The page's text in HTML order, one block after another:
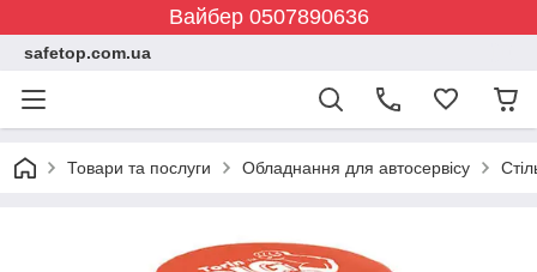
Вайбер 0507890636
safetop.com.ua
Товари та послуги Обладнання для автосервісу